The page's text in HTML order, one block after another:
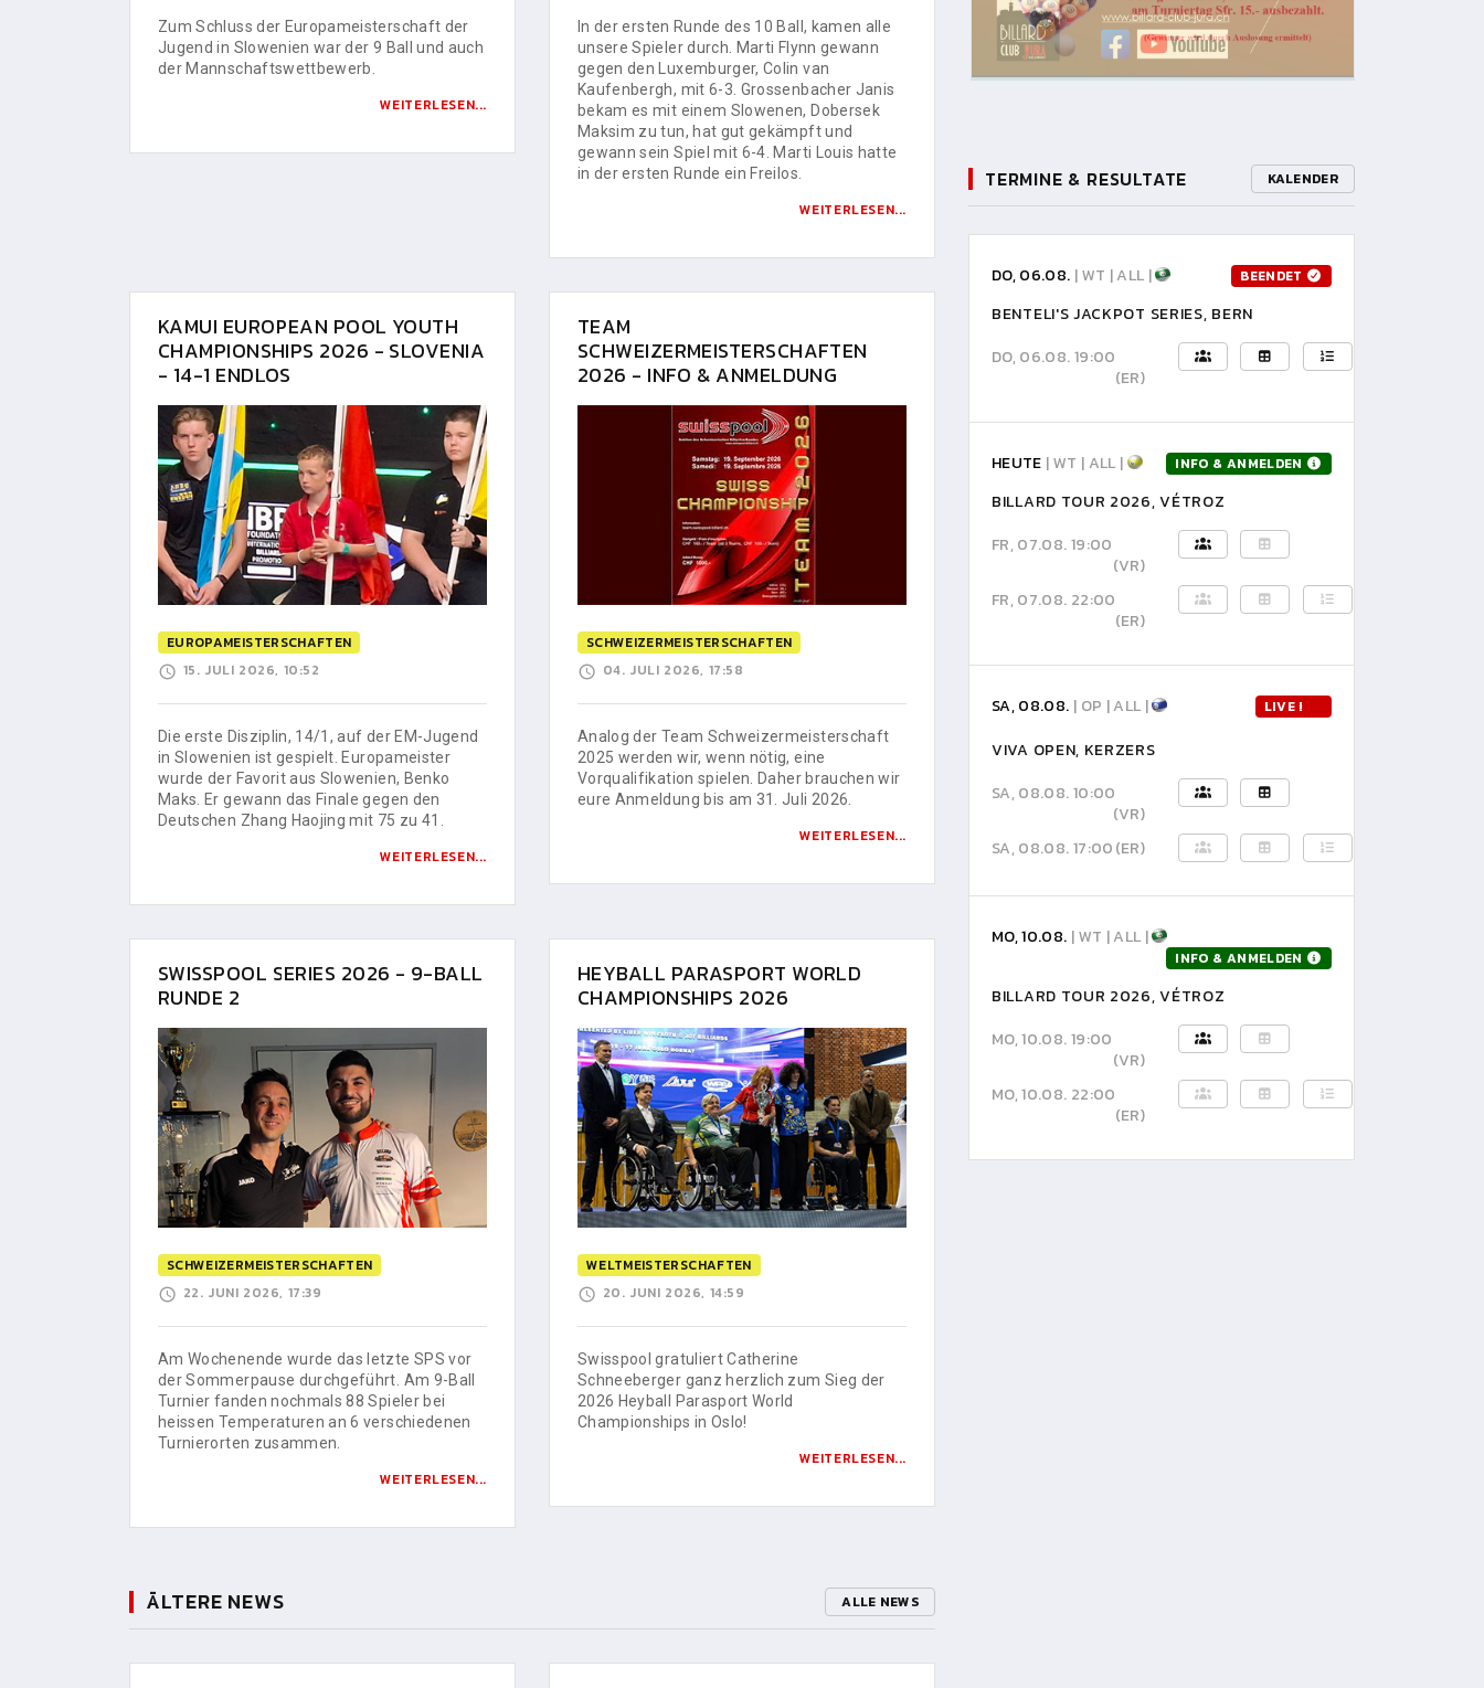
Zum Schluss der Europameisterschaft der
Jugend in Slowenien war der 9 Ball und auch
der Mannschaftswettbewerb.
WEITERLESEN...
In der ersten Runde des 10 Ball, kamen alle
unsere Spieler durch. Marti Flynn gewann
gegen den Luxemburger, Colin van
Kaufenbergh, mit 6-3. Grossenbacher Janis
bekam es mit einem Slowenen, Dobersek
Maksim zu tun, hat gut gekämpft und
gewann sein Spiel mit 6-4. Marti Louis hatte
in der ersten Runde ein Freilos.
WEITERLESEN...
KAMUI EUROPEAN POOL YOUTH
CHAMPIONSHIPS 2026 - SLOVENIA
- 14-1 ENDLOS
EUROPAMEISTERSCHAFTEN
15. JULI 2026, 10:52
Die erste Disziplin, 14/1, auf der EM-Jugend
in Slowenien ist gespielt. Europameister
wurde der Favorit aus Slowenien, Benko
Maks. Er gewann das Finale gegen den
Deutschen Zhang Haojing mit 75 zu 41.
WEITERLESEN...
TEAM
SCHWEIZERMEISTERSCHAFTEN
2026 - INFO & ANMELDUNG
SCHWEIZERMEISTERSCHAFTEN
04. JULI 2026, 17:58
Analog der Team Schweizermeisterschaft
2025 werden wir, wenn nötig, eine
Vorqualifikation spielen. Daher brauchen wir
eure Anmeldung bis am 31. Juli 2026.
WEITERLESEN...
SWISSPOOL SERIES 2026 - 9-BALL
RUNDE 2
SCHWEIZERMEISTERSCHAFTEN
22. JUNI 2026, 17:39
Am Wochenende wurde das letzte SPS vor
der Sommerpause durchgeführt. Am 9-Ball
Turnier fanden nochmals 88 Spieler bei
heissen Temperaturen an 6 verschiedenen
Turnierorten zusammen.
WEITERLESEN...
HEYBALL PARASPORT WORLD
CHAMPIONSHIPS 2026
WELTMEISTERSCHAFTEN
20. JUNI 2026, 14:59
Swisspool gratuliert Catherine
Schneeberger ganz herzlich zum Sieg der
2026 Heyball Parasport World
Championships in Oslo!
WEITERLESEN...
ÄLTERE NEWS ALLE NEWS
TERMINE & RESULTATE KALENDER
DO, 06.08. | WT | ALL | BEENDET
BENTELI'S JACKPOT SERIES, BERN
DO, 06.08. 19:00
(ER)
HEUTE | WT | ALL | INFO & ANMELDEN
BILLARD TOUR 2026, VÉTROZ
FR, 07.08. 19:00
(VR)
FR, 07.08. 22:00
(ER)
SA, 08.08. | OP | ALL | LIVE !
VIVA OPEN, KERZERS
SA, 08.08. 10:00
(VR)
SA, 08.08. 17:00(ER)
MO, 10.08. | WT | ALL |
INFO & ANMELDEN
BILLARD TOUR 2026, VÉTROZ
MO, 10.08. 19:00
(VR)
MO, 10.08. 22:00
(ER)